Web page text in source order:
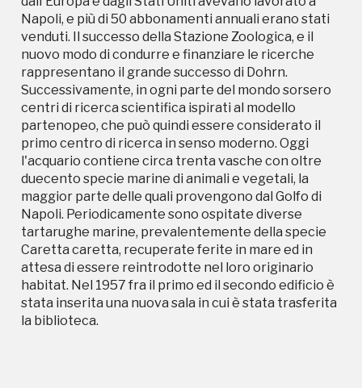
Napoli, e più di 50 abbonamenti annuali erano stati
venduti. Il successo della Stazione Zoologica, e il
nuovo modo di condurre e finanziare le ricerche
rappresentano il grande successo di Dohrn.
Successivamente, in ogni parte del mondo sorsero
centri di ricerca scientifica ispirati al modello
partenopeo, che può quindi essere considerato il
primo centro di ricerca in senso moderno. Oggi
l'acquario contiene circa trenta vasche con oltre
duecento specie marine di animali e vegetali, la
maggior parte delle quali provengono dal Golfo di
Napoli. Periodicamente sono ospitate diverse
tartarughe marine, prevalentemente della specie
Caretta caretta, recuperate ferite in mare ed in
attesa di essere reintrodotte nel loro originario
habitat. Nel 1957 fra il primo ed il secondo edificio è
stata inserita una nuova sala in cui è stata trasferita
la biblioteca.
duecento specie marine di animali e vegetali, la
maggior parte delle quali provengono dal Golfo di
Napoli. Periodicamente sono ospitate diverse
tartarughe marine, prevalentemente della specie
Caretta caretta, recuperate ferite in mare ed in
attesa di essere reintrodotte nel loro originario
habitat. Nel 1957 fra il primo ed il secondo edificio è
stata inserita una nuova sala in cui è stata trasferita
la biblioteca.
Campagne in corso in questo